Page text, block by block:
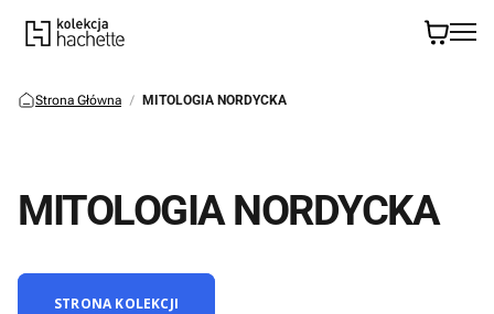
Strona Główna MITOLOGIA NORDYCKA
MITOLOGIA NORDYCKA
STRONA KOLEKCJI